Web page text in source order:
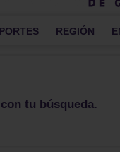
REGIÓN
tu búsqueda.